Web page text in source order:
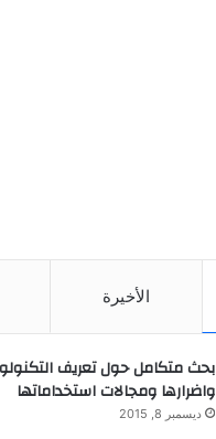
الأخيرة
بحث متكامل حول تعريف
واضرارها ومجالات استخداماتها
ديسمبر 8, 2015